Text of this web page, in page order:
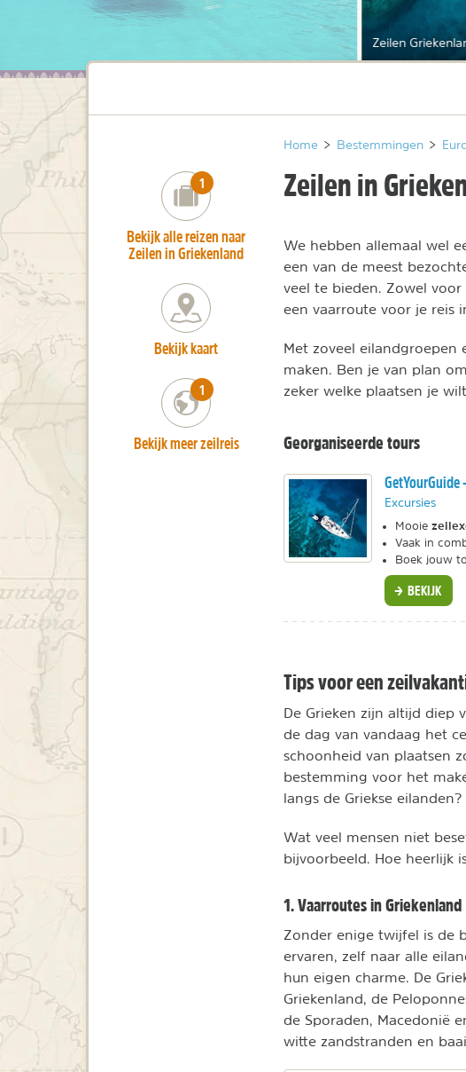
Zeilen
Home > Bestemmingen >
Zeilen in
We hebben allemaal wel
een van de meest
veel te bieden. Zowel voor
een vaarroute voor je reis
Met zoveel eilandgroepen
maken. Ben je van plan
zeker welke plaatsen je
Georganiseerde tours
Excursies
Mooie
Vaak in
Boek jouw
BEKIJK
Tips voor een
De Grieken zijn altijd diep
de dag van vandaag het
schoonheid van plaatsen
bestemming voor het
langs de Griekse eilanden?
Wat veel mensen niet
bijvoorbeeld. Hoe heerlijk
1. Vaarroutes in Griekenland
Zonder enige twijfel is de
ervaren, zelf naar alle
hun eigen charme. De
Griekenland, de
de Sporaden, Macedonië
witte zandstranden en
number_of_trips:
1
Bekijk alle reizen naar
Zeilen in Griekenland
Bekijk kaart
number_of_trips:
1
Bekijk meer zeilreis